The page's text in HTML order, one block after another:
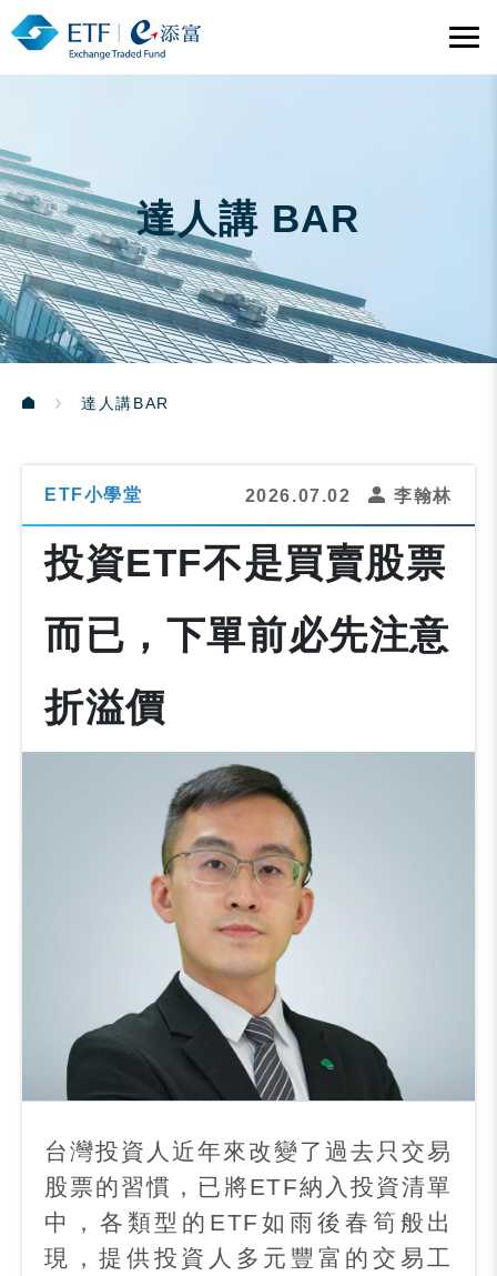
達人講 BAR
達人講BAR
ETF小學堂 2026.07.02 李翰林
投資ETF不是買賣股票
而已，下單前必先注意
折溢價
台灣投資人近年來改變了過去只交易
股票的習慣，已將ETF納入投資清單
中，各類型的 ETF 如雨後春筍般出
現，提供投資人多元豐富的交易工